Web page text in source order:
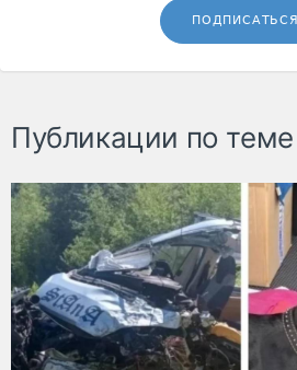
ПОДПИСАТЬСЯ
Публикации по теме